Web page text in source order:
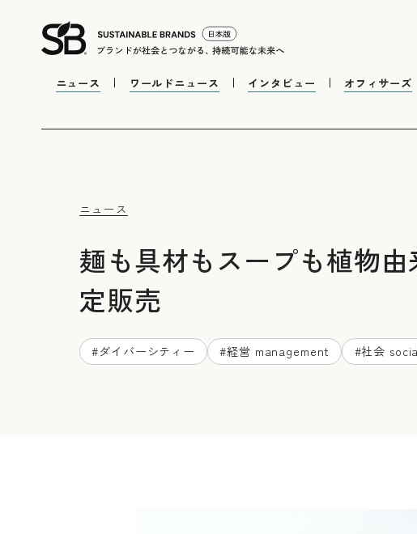
ニュース ワールドニュース インタビュー オフィサーズ
ニュース
麺も具材もスープも植物
定販売
#ダイバーシティー #経営 management #社会